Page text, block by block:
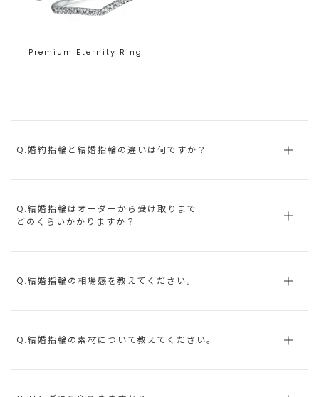
Premium Eternity Ring
Q.婚約指輪と結婚指輪の違いは何ですか？
Q.結婚指輪はオーダーから受け取りまで
どのくらいかかりますか？
Q.結婚指輪の相場感を教えてください。
Q.結婚指輪の素材について教えてください。